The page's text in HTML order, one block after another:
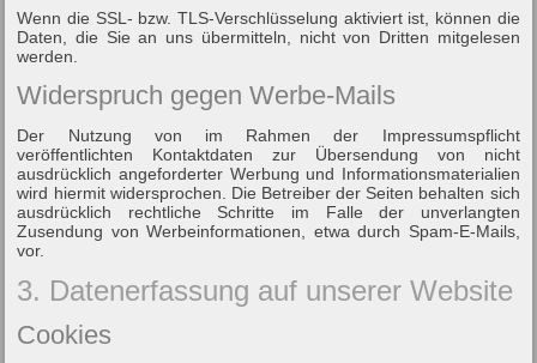
Wenn die SSL- bzw. TLS-Verschlüsselung aktiviert ist, können die
Daten, die Sie an uns übermitteln, nicht von Dritten mitgelesen
werden.
Widerspruch gegen Werbe-Mails
Der Nutzung von im Rahmen der Impressumspflicht
veröffentlichten Kontaktdaten zur Übersendung von nicht
ausdrücklich angeforderter Werbung und Informationsmaterialien
wird hiermit widersprochen. Die Betreiber der Seiten behalten sich
ausdrücklich rechtliche Schritte im Falle der unverlangten
Zusendung von Werbeinformationen, etwa durch Spam-E-Mails,
vor.
3. Datenerfassung auf unserer Website
Cookies